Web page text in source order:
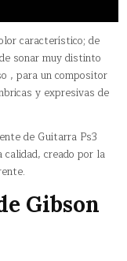
característico; de
sonar muy distinto
, para un compositor
y expresivas de
de Guitarra Ps3
creado por la
Gibson